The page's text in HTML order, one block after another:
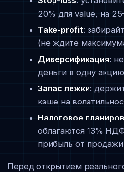
20% для value, на
Take-profit:
(не ждите
Диверсификация:
деньги в одну акцию
Запас лежки:
кэше на
Налоговое
облагаются 13%
прибыль от
Перед открытием